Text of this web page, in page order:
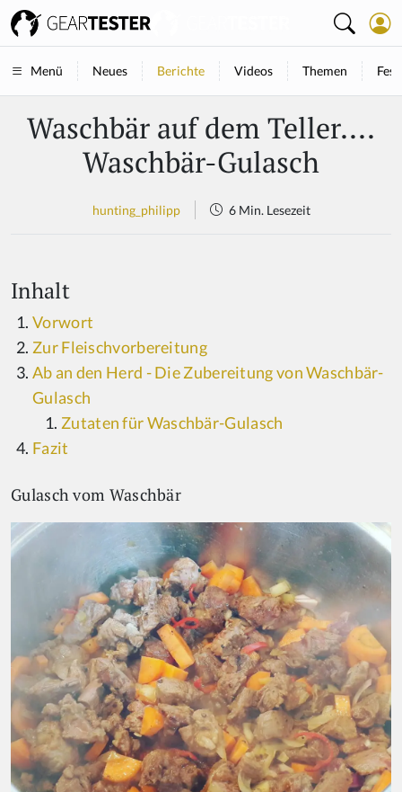
Menü Neues Berichte Videos Themen
Waschbär auf dem Teller....
Waschbär-Gulasch
hunting_philipp 6 Min. Lesezeit
Inhalt
Vorwort
Zur Fleischvorbereitung
Ab an den Herd - Die Zubereitung von Waschbär-
Gulasch
Zutaten für Waschbär-Gulasch
Fazit
Gulasch vom Waschbär